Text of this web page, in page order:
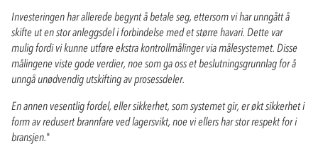
Investeringen har allerede begynt å betale seg, ettersom vi har unngått å
skifte ut en stor anleggsdel i forbindelse med et større havari. Dette var
mulig fordi vi kunne utføre ekstra kontrollmålinger via målesystemet. Disse
målingene viste gode verdier, noe som ga oss et beslutningsgrunnlag for å
unngå unødvendig utskifting av prosessdeler.
En annen vesentlig fordel, eller sikkerhet, som systemet gir, er økt sikkerhet i
form av redusert brannfare ved lagersvikt, noe vi ellers har stor respekt for i
bransjen."